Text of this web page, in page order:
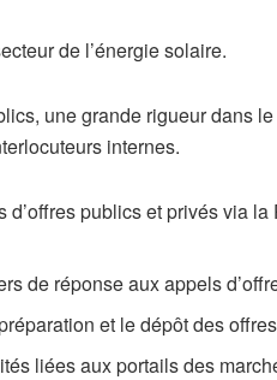
de l’énergie solaire.
une grande rigueur dans
internes.
publics et privés via
de réponse aux appels
et le dépôt des
liées aux portails des